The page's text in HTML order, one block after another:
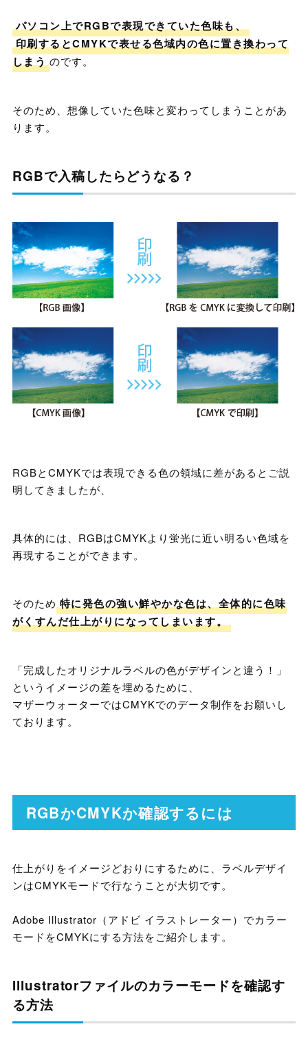
パソコン上でRGBで表現できていた色味も、
印刷するとCMYKで表せる色域内の色に置き換わって
しまう のです。
そのため、想像していた色味と変わってしまうことがあ
ります。
RGBで入稿したらどうなる？
RGBとCMYKでは表現できる色の領域に差があるとご説
明してきましたが、
具体的には、RGBはCMYKより蛍光に近い明るい色域を
再現することができます。
そのため 特に発色の強い鮮やかな色は、全体的に色味
がくすんだ仕上がりになってしまいます。
「完成したオリジナルラベルの色がデザインと違う！」
というイメージの差を埋めるために、
マザーウォーターではCMYKでのデータ制作をお願いし
ております。
RGBかCMYKか確認するには
仕上がりをイメージどおりにするために、ラベルデザイ
ンはCMYKモードで行なうことが大切です。
Adobe Illustrator（アドビ イラストレーター）でカラー
モードをCMYKにする方法をご紹介します。
Illustratorファイルのカラーモードを確認す
る方法